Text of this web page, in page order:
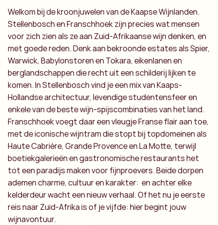
Welkom bij de kroonjuwelen van de Kaapse Wijnlanden.
Stellenbosch en Franschhoek zijn precies wat mensen
voor zich zien als ze aan Zuid-Afrikaanse wijn denken, en
met goede reden. Denk aan bekroonde estates als Spier,
Warwick, Babylonstoren en Tokara, eikenlanen en
berglandschappen die recht uit een schilderij lijken te
komen. In Stellenbosch vind je een mix van Kaaps-
Hollandse architectuur, levendige studentensfeer en
enkele van de beste wijn-spijscombinaties van het land.
Franschhoek voegt daar een vleugje Franse flair aan toe,
met de iconische wijntram die stopt bij topdomeinen als
Haute Cabrière, Grande Provence en La Motte, terwijl
boetiekgalerieën en gastronomische restaurants het
tot een paradijs maken voor fijnproevers. Beide dorpen
ademen charme, cultuur en karakter: en achter elke
kelderdeur wacht een nieuw verhaal. Of het nu je eerste
reis naar Zuid-Afrika is of je vijfde: hier begint jouw
wijnavontuur.